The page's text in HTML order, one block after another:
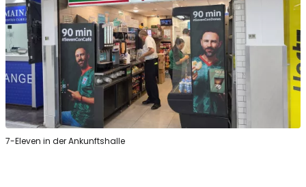
7-Eleven in der Ankunftshalle